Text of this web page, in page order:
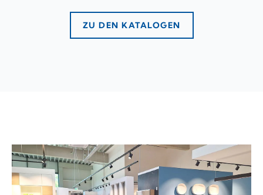
ZU DEN KATALOGEN